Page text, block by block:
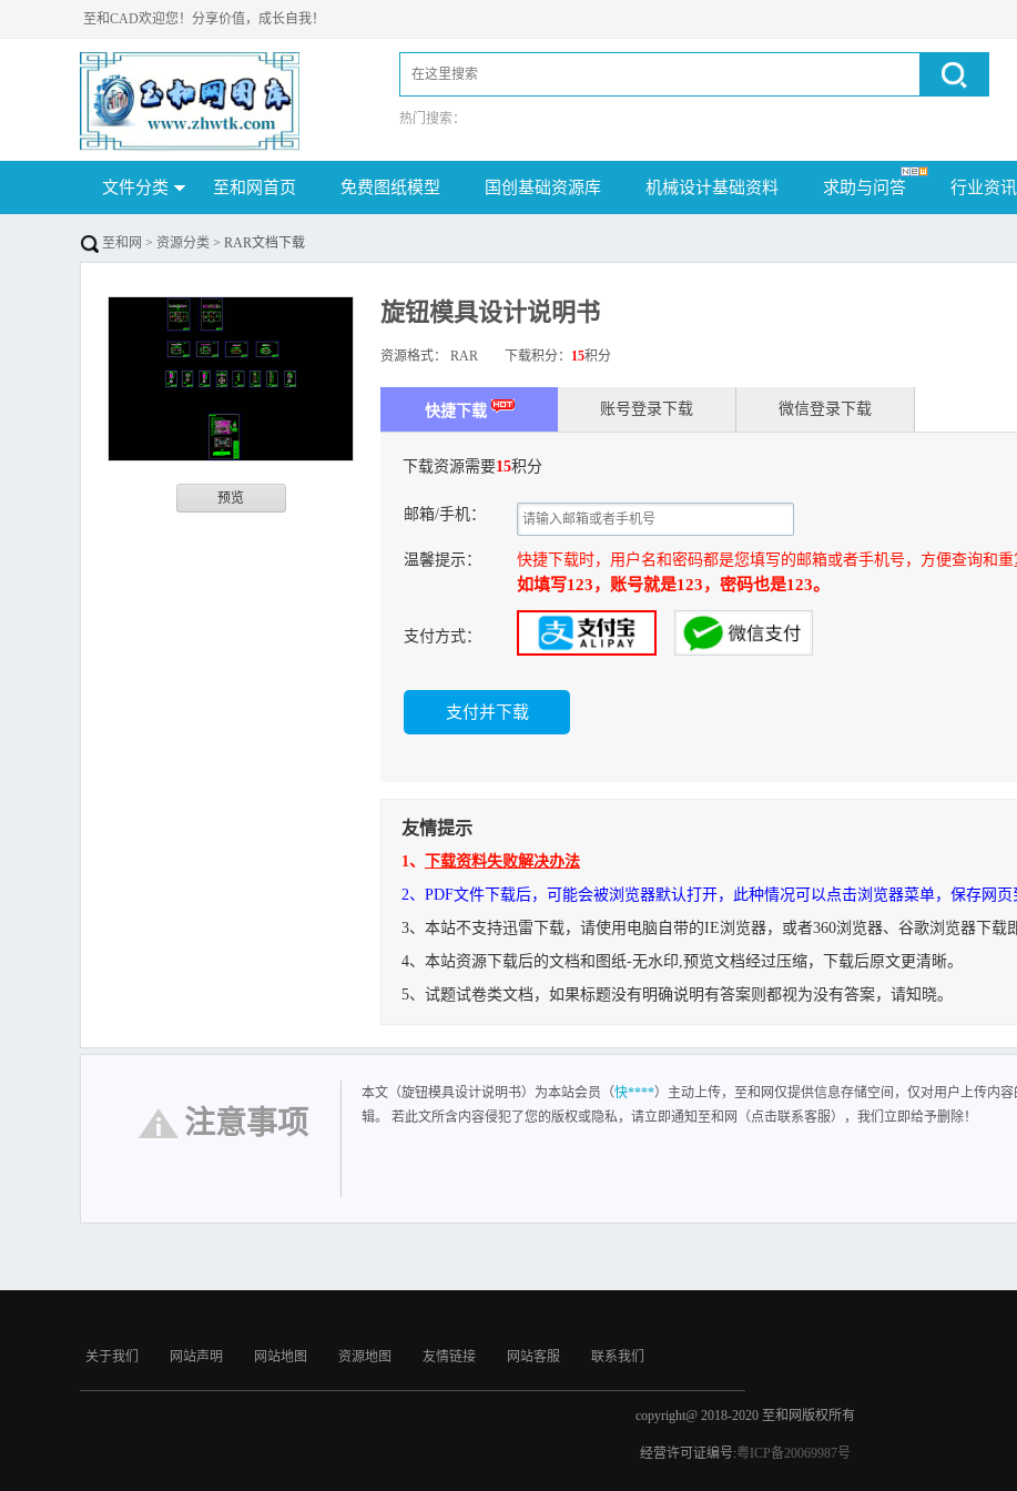
至和CAD欢迎您！分享价值，成长自我！
热门搜索：
文件分类 至和网首页 免费图纸模型 国创基础资源库 机械设计基础资料 求助与问答 行业资讯
至和网 > 资源分类 > RAR文档下载
预览
旋钮模具设计说明书
资源格式： RAR 下载积分： 15积分
快捷下载 账号登录下载 微信登录下载
下载资源需要15积分
邮箱/手机：
温馨提示： 快捷下载时，用户名和密码都是您填写的邮箱或者手机号，方便查询和重
如填写123，账号就是123，密码也是123。
支付方式：
友情提示
1、
下载资料失败解决办法
2、PDF文件下载后，可能会被浏览器默认打开，此种情况可以点击浏览器菜单，保存网页
3、本站不支持迅雷下载，请使用电脑自带的IE浏览器，或者360浏览器、谷歌浏览器下载
4、本站资源下载后的文档和图纸-无水印,预览文档经过压缩，下载后原文更清晰。
5、试题试卷类文档，如果标题没有明确说明有答案则都视为没有答案，请知晓。
大、不易分解。 质脆、表面硬度低。 流动性中等，溢边值 0.03mm 左右 ，易发生填充不良、缩孔、凹痕、
取高料温、模温，可增加流动性， 降低内应力、方向性，改善透明度及强度。 模具浇注系统应对料流阻力
注意事项
本文（旋钮模具设计说明书）为本站会员（快****）主动上传，至和网仅提供信息存储空间，仅对用户上传内
辑。 若此文所含内容侵犯了您的版权或隐私，请立即通知至和网（点击联系客服），我们立即给予删除！
关于我们 网站声明 网站地图 资源地图 友情链接 网站客服 联系我们
copyright@ 2018-2020 至和网版权所有
经营许可证编号:粤ICP备20069987号